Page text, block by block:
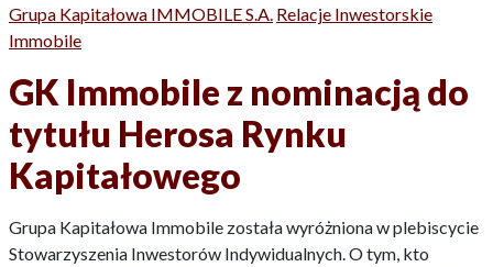
Grupa Kapitałowa IMMOBILE S.A. Relacje Inwestorskie
Immobile
GK Immobile z nominacją do
tytułu Herosa Rynku
Kapitałowego
Grupa Kapitałowa Immobile została wyróżniona w plebiscycie
Stowarzyszenia Inwestorów Indywidualnych. O tym, kto